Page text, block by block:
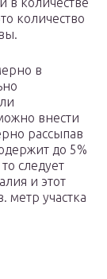
количество
в
внести
рассыпав
до 5%
следует
и этот
метр участка